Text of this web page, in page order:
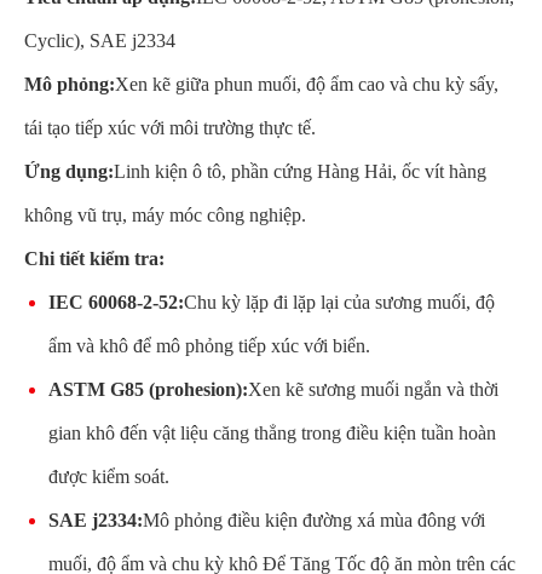
Cyclic), SAE j2334
Mô phỏng:Xen kẽ giữa phun muối, độ ẩm cao và chu kỳ sấy,
tái tạo tiếp xúc với môi trường thực tế.
Ứng dụng:Linh kiện ô tô, phần cứng Hàng Hải, ốc vít hàng
không vũ trụ, máy móc công nghiệp.
Chi tiết kiểm tra:
IEC 60068-2-52:Chu kỳ lặp đi lặp lại của sương muối, độ
ẩm và khô để mô phỏng tiếp xúc với biển.
ASTM G85 (prohesion):Xen kẽ sương muối ngắn và thời
gian khô đến vật liệu căng thẳng trong điều kiện tuần hoàn
được kiểm soát.
SAE j2334:Mô phỏng điều kiện đường xá mùa đông với
muối, độ ẩm và chu kỳ khô Để Tăng Tốc độ ăn mòn trên các